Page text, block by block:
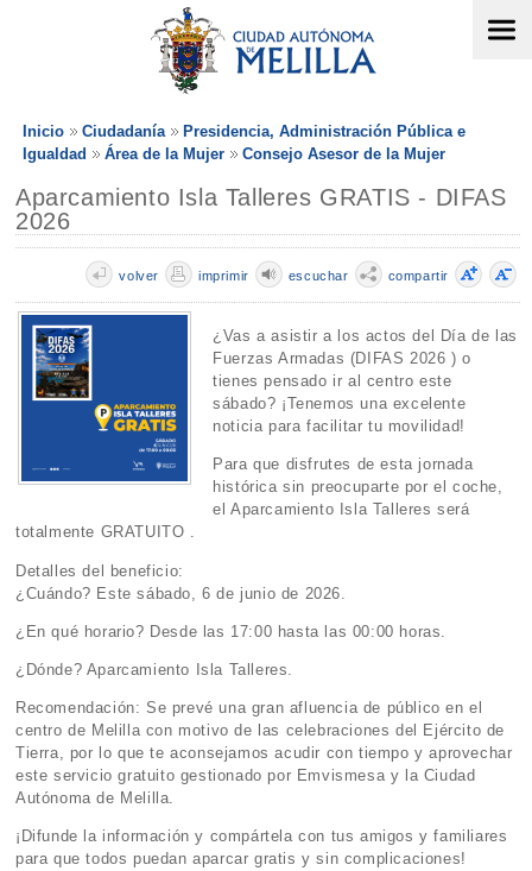
Inicio Ciudadanía
Presidencia, Administración Pública e
Igualdad
Área de la Mujer Consejo Asesor de la Mujer
Aparcamiento Isla Talleres GRATIS - DIFAS
2026
compartir
escuchar
imprimir
volver
¿Vas a asistir a los actos del Día de las
Fuerzas Armadas (DIFAS 2026 ) o
tienes pensado ir al centro este
sábado? ¡Tenemos una excelente
noticia para facilitar tu movilidad!
Para que disfrutes de esta jornada
histórica sin preocuparte por el coche,
el Aparcamiento Isla Talleres será
totalmente GRATUITO .
Detalles del beneficio:
¿Cuándo? Este sábado, 6 de junio de 2026.
¿En qué horario? Desde las 17:00 hasta las 00:00 horas.
¿Dónde? Aparcamiento Isla Talleres.
Recomendación: Se prevé una gran afluencia de público en el
centro de Melilla con motivo de las celebraciones del Ejército de
Tierra, por lo que te aconsejamos acudir con tiempo y aprovechar
este servicio gratuito gestionado por Emvismesa y la Ciudad
Autónoma de Melilla.
¡Difunde la información y compártela con tus amigos y familiares
para que todos puedan aparcar gratis y sin complicaciones!